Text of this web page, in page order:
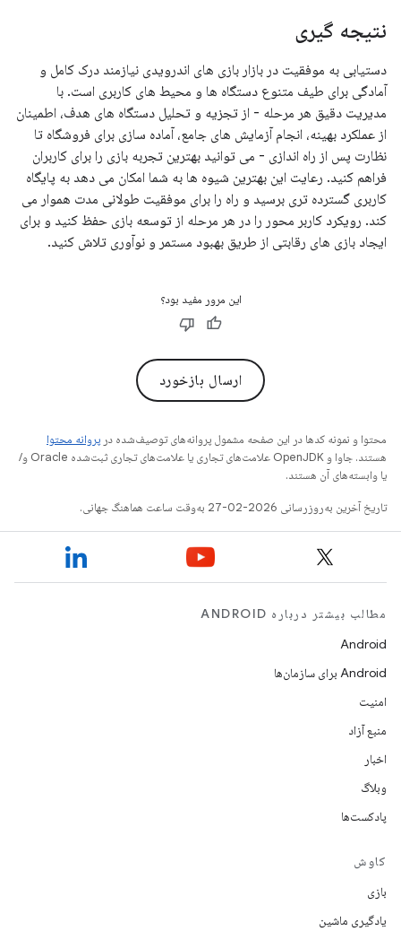
نتیجه گیری
دستیابی به موفقیت در بازار بازی های اندرویدی نیازمند درک کامل و
آمادگی برای طیف متنوع دستگاه ها و محیط های کاربری است. با
مدیریت دقیق هر مرحله - از تجزیه و تحلیل دستگاه های هدف، اطمینان
از عملکرد بهینه، انجام آزمایش های جامع، آماده سازی برای فروشگاه تا
نظارت پس از راه اندازی - می توانید بهترین تجربه بازی را برای کاربران
فراهم کنید. رعایت این بهترین شیوه ها به شما امکان می دهد به پایگاه
کاربری گسترده تری برسید و راه را برای موفقیت طولانی مدت هموار می
کند. رویکرد کاربر محور را در هر مرحله از توسعه بازی حفظ کنید و برای
ایجاد بازی های رقابتی از طریق بهبود مستمر و نوآوری تلاش کنید.
این مرور مفید بود؟
ارسال بازخورد
محتوا و نمونه کدها در این صفحه مشمول پروانه‌های توصیف‌شده در پروانه محتوا
هستند. جاوا و OpenJDK علامت‌های تجاری یا علامت‌های تجاری ثبت‌شده Oracle و/
یا وابسته‌های آن هستند.
تاریخ آخرین به‌روزرسانی 2026-02-27 به‌وقت ساعت هماهنگ جهانی.
مطالب بیشتر درباره ANDROID
Android
Android برای سازمان‌ها
امنیت
منبع آزاد
اخبار
وبلاگ
پادکست‌ها
کاوش
بازی
یادگیری ماشین